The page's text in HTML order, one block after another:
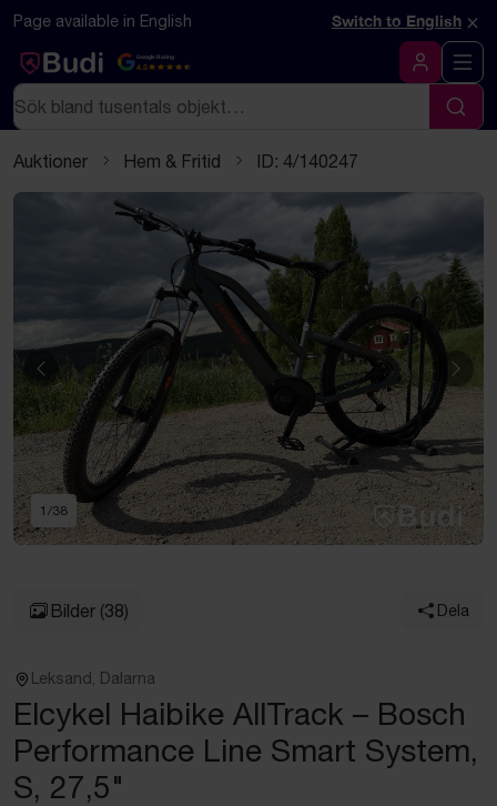
Hoppa till innehåll
Textbaserad (markdown) version av denna sida
Page available in English Switch to English ×
Google Rating
4.5
Logga in
Sök
Sök
Auktioner Hem & Fritid ID: 4/140247
Föregående
1 /38
Bilder (38) Dela
Leksand, Dalarna
Elcykel Haibike AllTrack – Bosch
Performance Line Smart System,
S, 27,5"